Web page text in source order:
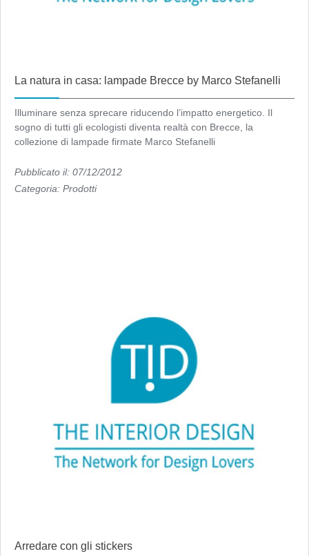
La natura in casa: lampade Brecce by Marco Stefanelli
Illuminare senza sprecare riducendo l’impatto energetico. Il
sogno di tutti gli ecologisti diventa realtà con Brecce, la
collezione di lampade firmate Marco Stefanelli
Pubblicato il: 07/12/2012
Categoria: Prodotti
Arredare con gli stickers